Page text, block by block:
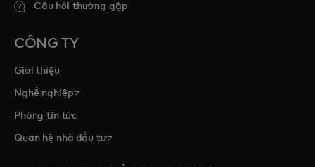
Câu hỏi thường gặp
CÔNG TY
Giới thiệu
Nghề nghiệpopens in a new tab
Phòng tin tức
Quan hệ nhà đầu tưopens in a new tab